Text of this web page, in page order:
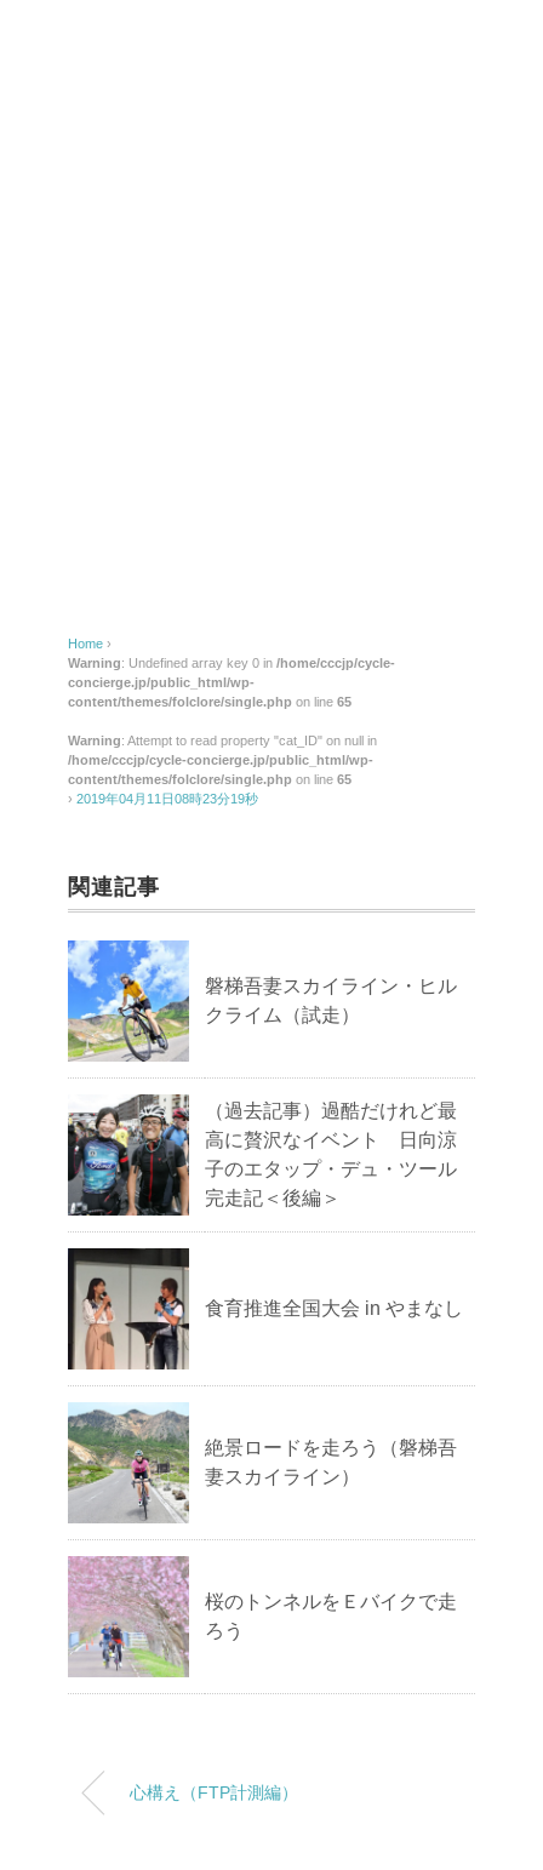
Home ›
Warning: Undefined array key 0 in /home/cccjp/cycle-
concierge.jp/public_html/wp-
content/themes/folclore/single.php on line 65
Warning: Attempt to read property "cat_ID" on null in
/home/cccjp/cycle-concierge.jp/public_html/wp-
content/themes/folclore/single.php on line 65
› 2019年04月11日08時23分19秒
関連記事
磐梯吾妻スカイライン・ヒル
クライム（試走）
（過去記事）過酷だけれど最
高に贅沢なイベント 日向涼
子のエタップ・デュ・ツール
完走記＜後編＞
食育推進全国大会 in やまなし
絶景ロードを走ろう（磐梯吾
妻スカイライン）
桜のトンネルをＥバイクで走
ろう
心構え（FTP計測編）